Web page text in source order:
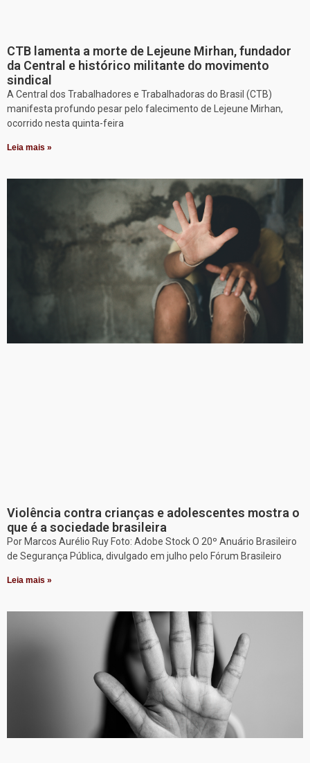
CTB lamenta a morte de Lejeune Mirhan, fundador
da Central e histórico militante do movimento
sindical
A Central dos Trabalhadores e Trabalhadoras do Brasil (CTB)
manifesta profundo pesar pelo falecimento de Lejeune Mirhan,
ocorrido nesta quinta-feira
Leia mais »
Violência contra crianças e adolescentes mostra o
que é a sociedade brasileira
Por Marcos Aurélio Ruy Foto: Adobe Stock O 20º Anuário Brasileiro
de Segurança Pública, divulgado em julho pelo Fórum Brasileiro
Leia mais »